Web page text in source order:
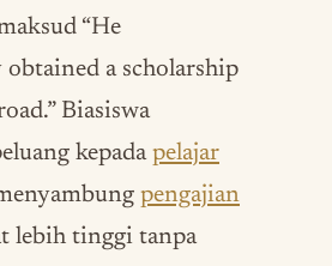
“He
obtained a scholarship
Biasiswa
kepada pelajar
pengajian
lebih tinggi tanpa